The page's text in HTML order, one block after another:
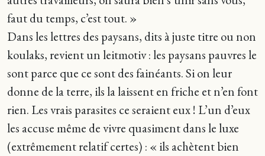
faut du temps, c’est tout. »
Dans les lettres des paysans, dits à juste titre ou non
koulaks, revient un leitmotiv : les paysans pauvres le
sont parce que ce sont des fainéants. Si on leur
donne de la terre, ils la laissent en friche et n’en font
rien. Les vrais parasites ce seraient eux ! L’un d’eux
les accuse même de vivre quasiment dans le luxe
(extrêmement relatif certes) : « ils achètent bien